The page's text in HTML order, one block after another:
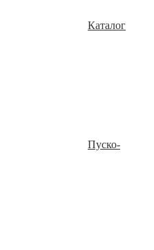
Каталог
Пуско-